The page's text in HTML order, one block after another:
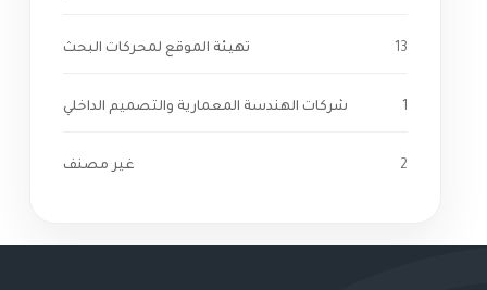
تهيئة الموقع لمحركات البحث 13
شركات الهندسة المعمارية والتصميم الداخلي 1
غير مصنف 2